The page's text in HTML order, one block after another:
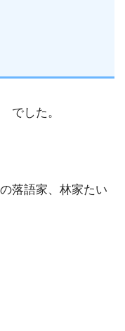
でした。
落語家、林家たい